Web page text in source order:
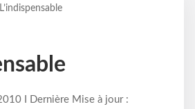
L’indispensable
I Dernière Mise à jour :